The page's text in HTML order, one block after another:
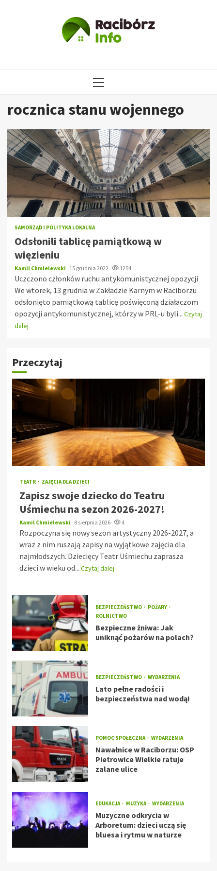
MENU
rocznica stanu wojennego
SAMORZĄD I POLITYKA LOKALNA
Odsłonili tablicę pamiątkową w
więzieniu
Kamil Chmielewski 15 grudnia 2022 1254
Uczczono członków ruchu antykomunistycznej opozycji
We wtorek, 13 grudnia w Zakładzie Karnym w Raciborzu
odsłonięto pamiątkową tablicę poświęconą działaczom
opozycji antykomunistycznej, którzy w PRL-u byli... Czytaj
dalej
Przeczytaj
TEATR ZAJĘCIA DLA DZIECI
Zapisz swoje dziecko do Teatru
Uśmiechu na sezon 2026-2027!
Kamil Chmielewski 8 sierpnia 2026 4
Rozpoczyna się nowy sezon artystyczny 2026-2027, a
wraz z nim ruszają zapisy na wyjątkowe zajęcia dla
najmłodszych. Dziecięcy Teatr Uśmiechu zaprasza
dzieci w wieku od... Czytaj dalej
BEZPIECZEŃSTWO
POŻARY
ROLNICTWO
Bezpieczne żniwa: Jak
uniknąć pożarów na polach?
BEZPIECZEŃSTWO WYDARZENIA
Lato pełne radości i
bezpieczeństwa nad wodą!
POMOC SPOŁECZNA WYDARZENIA
Nawałnice w Raciborzu: OSP
Pietrowice Wielkie ratuje
zalane ulice
EDUKACJA MUZYKA WYDARZENIA
Muzyczne odkrycia w
Arboretum: dzieci uczą się
bluesa i rytmu w naturze